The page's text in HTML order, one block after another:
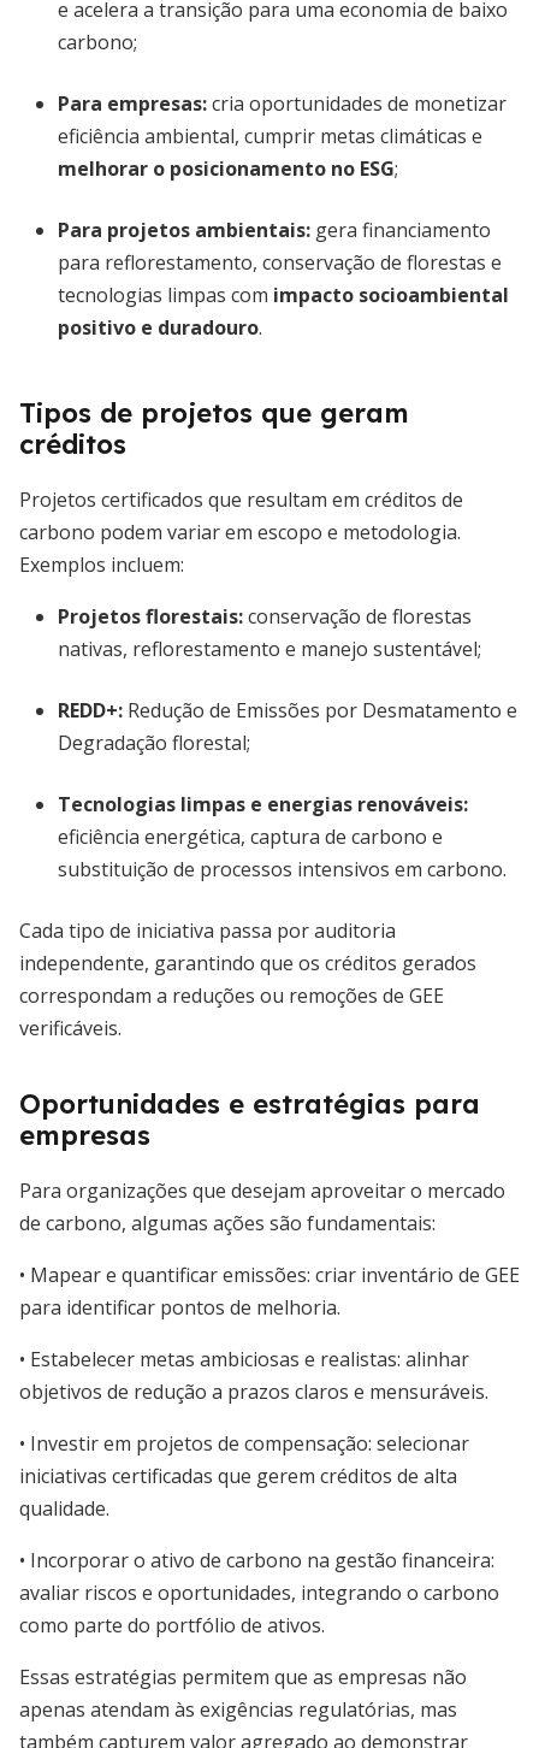
e acelera a transição para uma economia de baixo
carbono;
Para empresas:cria oportunidades de monetizar
eficiência ambiental, cumprir metas climáticas e
melhorar o posicionamento no ESG;
Para projetos ambientais: gera financiamento
para reflorestamento, conservação de florestas e
tecnologias limpas com impacto socioambiental
positivo e duradouro.
Tipos de projetos que geram
créditos
Projetos certificados que resultam em créditos de
carbono podem variar em escopo e metodologia.
Exemplos incluem:
Projetos florestais:conservação de florestas
nativas, reflorestamento e manejo sustentável;
REDD+: Redução de Emissões por Desmatamento e
Degradação florestal;
Tecnologias limpas e energias renováveis:
eficiência energética, captura de carbono e
substituição de processos intensivos em carbono.
Cada tipo de iniciativa passa por auditoria
independente, garantindo que os créditos gerados
correspondam a reduções ou remoções de GEE
verificáveis.
Oportunidades e estratégias para
empresas
Para organizações que desejam aproveitar o mercado
de carbono, algumas ações são fundamentais:
• Mapear e quantificar emissões: criar inventário de GEE
para identificar pontos de melhoria.
• Estabelecer metas ambiciosas e realistas: alinhar
objetivos de redução a prazos claros e mensuráveis.
• Investir em projetos de compensação: selecionar
iniciativas certificadas que gerem créditos de alta
qualidade.
• Incorporar o ativo de carbono na gestão financeira:
avaliar riscos e oportunidades, integrando o carbono
como parte do portfólio de ativos.
Essas estratégias permitem que as empresas não
apenas atendam às exigências regulatórias, mas
também capturem valor agregado ao demonstrar